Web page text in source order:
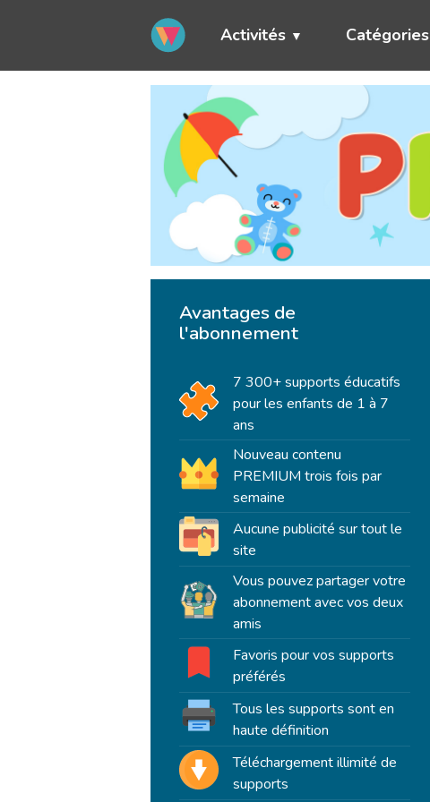
Activités Catégories
Avantages de
l'abonnement
7 300+ supports éducatifs
pour les enfants de 1 à 7
ans
Nouveau contenu
PREMIUM trois fois par
semaine
Aucune publicité sur tout le
site
Vous pouvez partager votre
abonnement avec vos deux
amis
Favoris pour vos supports
préférés
Tous les supports sont en
haute définition
Téléchargement illimité de
supports